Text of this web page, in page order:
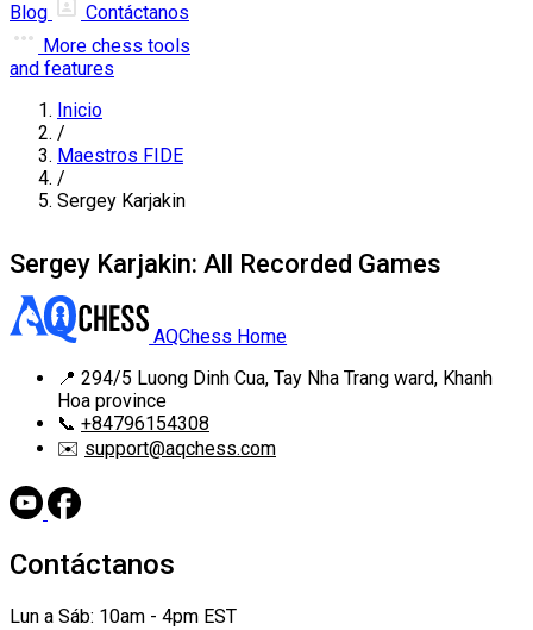
Blog
Contáctanos
More chess tools
and features
Inicio
/
Maestros FIDE
/
Sergey Karjakin
Sergey Karjakin: All Recorded Games
AQChess Home
📍 294/5 Luong Dinh Cua, Tay Nha Trang ward, Khanh
Hoa province
📞 +84796154308
✉️ support@aqchess.com
Contáctanos
Lun a Sáb: 10am - 4pm EST